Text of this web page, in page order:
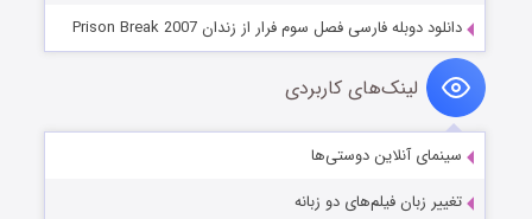
دانلود دوبله فارسی فصل سوم فرار از زندان Prison Break 2007
لینک‌های کاربردی
سینمای آنلاین دوستی‌ها
تغییر زبان فیلم‌های دو زبانه